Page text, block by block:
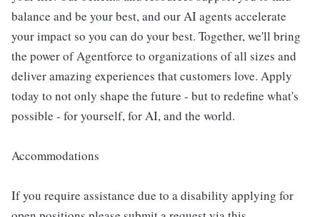
balance and be your best, and our AI agents accelerate
your impact so you can do your best. Together, we'll bring
the power of Agentforce to organizations of all sizes and
deliver amazing experiences that customers love. Apply
today to not only shape the future - but to redefine what's
possible - for yourself, for AI, and the world.
Accommodations
If you require assistance due to a disability applying for